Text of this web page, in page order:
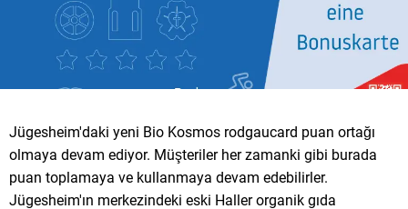
Jügesheim'daki yeni Bio Kosmos rodgaucard puan ortağı
olmaya devam ediyor. Müşteriler her zamanki gibi burada
puan toplamaya ve kullanmaya devam edebilirler.
Jügesheim'ın merkezindeki eski Haller organik gıda